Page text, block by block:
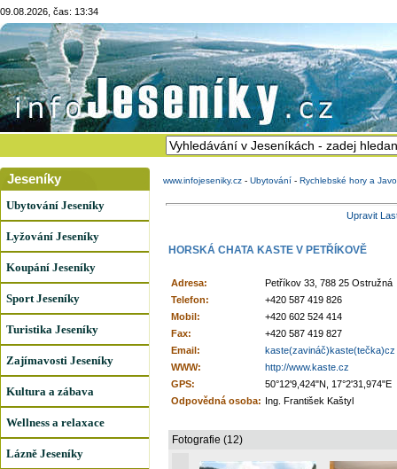
09.08.2026, čas: 13:34
Jeseníky
Ubytování Jeseníky
Lyžování Jeseníky
Koupání Jeseníky
Sport Jeseníky
Turistika Jeseníky
Zajímavosti Jeseníky
Kultura a zábava
Wellness a relaxace
Lázně Jeseníky
www.infojeseniky.cz - Ubytování - Rychlebské hory a
Upravit
HORSKÁ CHATA KASTE V PETŘÍKOVĚ
Adresa:
Petříkov 33, 788 25 Ostružná
Telefon:
+420 587 419 826
Mobil:
+420 602 524 414
Fax:
+420 587 419 827
Email:
kaste(zavináč)kaste(tečka)cz
WWW:
http://www.kaste.cz
GPS:
50°12'9,424"N, 17°2'31,974"E
Odpovědná osoba: Ing. František Kaštyl
Fotografie (12)